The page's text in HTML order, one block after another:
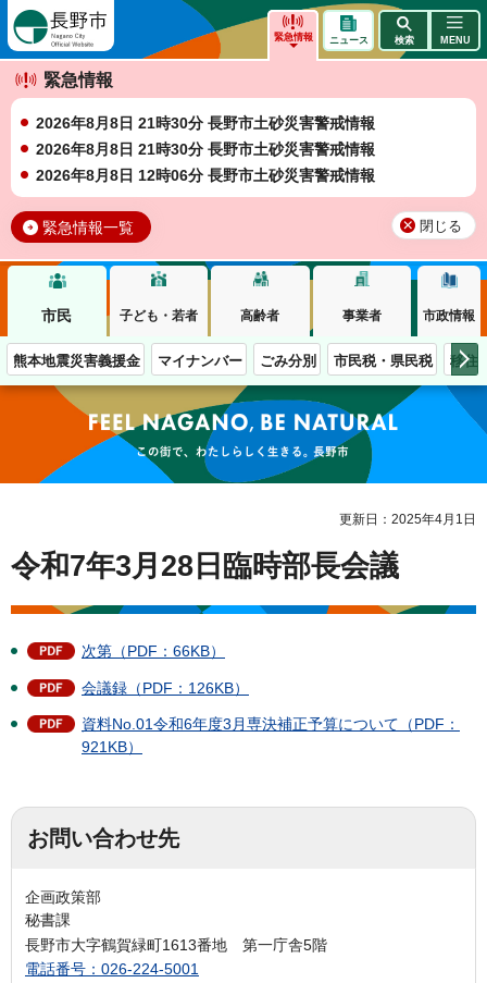
緊急情報
緊急情報
2026年8月8日 21時30分 長野市土砂災害警戒情報
2026年8月8日 21時30分 長野市土砂災害警戒情報
2026年8月8日 12時06分 長野市土砂災害警戒情報
緊急情報一覧 閉じる
ニュース 検索 MENU
市民 子ども・若者 高齢者 事業者 市政情報
熊本地震災害義援金 マイナンバー ごみ分別 市民税・県民税 移住
この街で、わたしらしく生きる。長野市
更新日：2025年4月1日
令和7年3月28日臨時部長会議
次第（PDF：66KB）
会議録（PDF：126KB）
資料No.01令和6年度3月専決補正予算について（PDF：
921KB）
お問い合わせ先
企画政策部
秘書課
長野市大字鶴賀緑町1613番地 第一庁舎5階
電話番号：026-224-5001